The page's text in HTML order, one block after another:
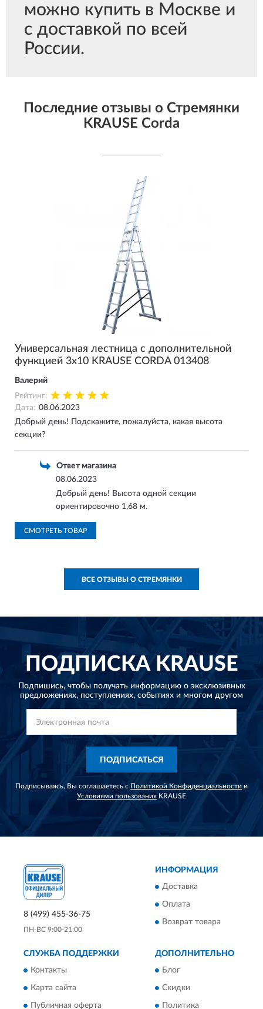
можно купить в Москве и
с доставкой по всей
России.
Последние отзывы о Стремянки
KRAUSE Corda
Универсальная лестница с дополнительной
функцией 3х10 KRAUSE CORDA 013408
Валерий
Рейтинг:
Дата: 08.06.2023
Добрый день! Подскажите, пожалуйста, какая высота
секции?
Ответ магазина
08.06.2023
Добрый день! Высота одной секции
ориентировочно 1,68 м.
СМОТРЕТЬ ТОВАР
ВСЕ ОТЗЫВЫ О СТРЕМЯНКИ
ПОДПИСКАKRAUSE
Подпишись, чтобы получать информацию о эксклюзивных
предложениях, поступлениях, событиях и многом другом
ПОДПИСАТЬСЯ
Подписываясь, Вы соглашаетесь с Политикой Конфиденциальности и
Условиями пользованияKRAUSE
8 (499) 455-36-75
ПН-ВС 9:00-21:00
ИНФОРМАЦИЯ
Доставка
Оплата
Возврат товара
СЛУЖБА ПОДДЕРЖКИ
Контакты
Карта сайта
Публичная оферта
ДОПОЛНИТЕЛЬНО
Блог
Скидки
Политика